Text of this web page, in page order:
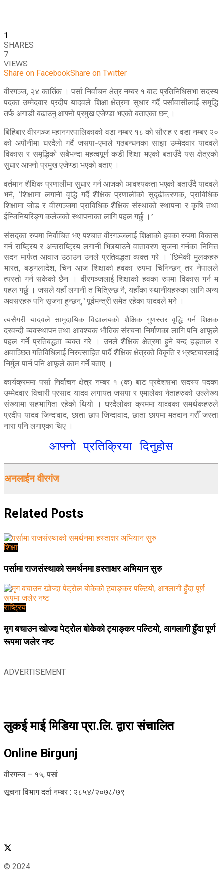
1
SHARES
7
VIEWS
Share on FacebookShare on Twitter
वीरगञ्ज, २४ कार्तिक । पर्सा निर्वाचन क्षेत्र नम्बर १ बाट प्रतिनिधिसभा सदस्य
पदका उम्मेदवार प्रदीप यादवले शिक्षा क्षेत्रमा सुधार गर्दै पर्सावासीलाई समृद्धि
तर्फ अगाडी बढाउनु आफ्नो प्रमुख एजेण्डा भएको बताएका छन् ।
बिहिबार वीरगञ्ज महानगरपालिकाको वडा नम्बर १८ को सौराह र वडा नम्बर २०
को अपौनीमा घरदैलो गर्दै जसपा-एमाले गठबन्धनका साझा उम्मेदवार यादवले
विकास र समृद्धिको सबैभन्दा महत्वपूर्ण कडी शिक्षा भएको बताउँदै यस क्षेत्रको
सुधार आफ्नो प्रमुख एजेण्डा भएको बताए ।
वर्तमान शैक्षिक प्रणालीमा सुधार गर्न आजको आवश्यकता भएको बताउँदै यादवले
भने, ‘शिक्षामा लगानी वृद्धि गर्दै शैक्षिक प्रणालीको सुदृढीकरणक, प्राविधिक
शिक्षामा जोड र वीरगञ्जमा प्राविधिक शैक्षिक संस्थाको स्थापना र कृषि तथा
ईन्जिनियरिङ्ग कलेजको स्थापनाका लागि पहल गर्छु ।’
संसद्का रुपमा निर्वाचित भए पश्चात वीरगञ्जलाई शिक्षाको हवका रुपमा विकास
गर्न राष्ट्रिय र अन्तराष्ट्रिय लगानी भित्र्याउने वातावरण सृजना गर्नका निमित्त
सदन मार्फत आवाज उठाउन उनले प्रतिवद्धता व्यक्त गरे । ‘छिमेकी मुलकहरु
भारत, बङ्गलादेश, चिन आज शिक्षाको हवका रुपमा चिनिन्छन् तर नेपालले
त्यस्तो गर्न सकेको छैन । वीरगञ्जलाई शिक्षाको हवका रुपमा विकास गर्न म
पहल गर्छु । जसले यहाँ लगानी त भित्रिन्छ नै, यहाँका स्थानीयहरुका लागि अन्य
अवसरहरु पनि सृजना हुन्छन्,’ पूर्वमन्त्री समेत रहेका यादवले भने ।
त्यसैगरी यादवले सामुदायिक विद्यालयको शैक्षिक गुणस्तर वृद्धि गर्न शिक्षक
दरवन्दी व्यवस्थापन तथा आवश्यक भौतिक संरचना निर्माणका लागि पनि आफूले
पहल गर्ने प्रतिबद्धता व्यक्त गरे । उनले शैक्षिक क्षेत्रमा हुने बन्द हड्ताल र
अवाञ्छित गतिविधिलाई निरुत्साहित पार्दै शैक्षिक क्षेत्रको विकृति र भ्रष्टचारलाई
निर्मुल पार्न पनि आफूले काम गर्ने बताए ।
कार्यक्रममा पर्सा निर्वाचन क्षेत्र नम्बर १ (क) बाट प्रदेशसभा सदस्य पदका
उम्मेदवार विचारी प्रसाद यादव लगायत जसपा र एमालेका नेताहरुको उल्लेख्य
संख्यामा सहभागिता रहेको थियो । घरदैलोका क्रममा यादवका समर्थकहरुले
प्रदीप यादव जिन्दावाद, छाता छाप जिन्दावाद, छाता छापमा मतदान गरौँ जस्ता
नारा पनि लगाएका थिए ।
आफ्नो प्रतिक्रिया दिनुहोस
अनलाईन वीरगंज
Related Posts
शिक्षा
पर्सामा राजसंस्थाको समर्थनमा हस्ताक्षर अभियान सुरु
राष्ट्रिय
मृग बचाउन खोज्दा पेट्रोल बोकेको ट्याङ्कर पल्टियो, आगलागी हुँदा पूर्ण
रूपमा जलेर नष्ट
ADVERTISEMENT
लुकई माई मिडिया प्रा.लि. द्वारा संचालित
Online Birgunj
वीरगन्ज – १५, पर्सा
सूचना विभाग दर्ता नम्बर : २८५४/२०७८/७९
© 2024